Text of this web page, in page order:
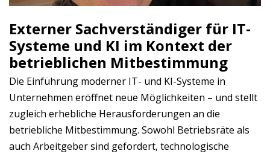
Externer Sachverständiger für IT-
Systeme und KI im Kontext der
betrieblichen Mitbestimmung
Die Einführung moderner IT- und KI-Systeme in
Unternehmen eröffnet neue Möglichkeiten – und stellt
zugleich erhebliche Herausforderungen an die
betriebliche Mitbestimmung. Sowohl Betriebsräte als
auch Arbeitgeber sind gefordert, technologische